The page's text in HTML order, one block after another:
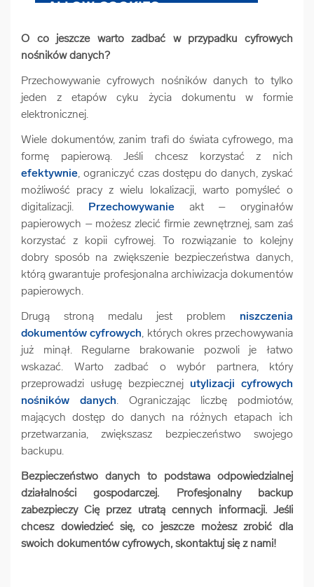
ALLOW COOKIES
COOKIE SETTINGS
O co jeszcze warto zadbać w przypadku cyfrowych
nośników danych?
Przechowywanie cyfrowych nośników danych to tylko
jeden z etapów cyku życia dokumentu w formie
elektronicznej.
Wiele dokumentów, zanim trafi do świata cyfrowego, ma
formę papierową. Jeśli chcesz korzystać z nich
efektywnie, ograniczyć czas dostępu do danych, zyskać
możliwość pracy z wielu lokalizacji, warto pomyśleć o
digitalizacji. Przechowywanieakt – oryginałów
papierowych – możesz zlecić firmie zewnętrznej, sam zaś
korzystać z kopii cyfrowej. To rozwiązanie to kolejny
dobry sposób na zwiększenie bezpieczeństwa danych,
którą gwarantuje profesjonalna archiwizacja dokumentów
papierowych.
Drugą stroną medalu jest problem niszczenia
dokumentów cyfrowych, których okres przechowywania
już minął. Regularne brakowanie pozwoli je łatwo
wskazać. Warto zadbać o wybór partnera, który
przeprowadzi usługę bezpiecznej utylizacji cyfrowych
nośników danych. Ograniczając liczbę podmiotów,
mających dostęp do danych na różnych etapach ich
przetwarzania, zwiększasz bezpieczeństwo swojego
backupu.
Bezpieczeństwo danych to podstawa odpowiedzialnej
działalności gospodarczej. Profesjonalny backup
zabezpieczy Cię przez utratą cennych informacji. Jeśli
chcesz dowiedzieć się, co jeszcze możesz zrobić dla
swoich dokumentów cyfrowych, skontaktuj się z nami!